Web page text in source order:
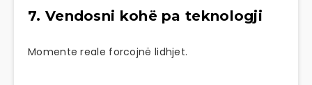
7. Vendosni kohë pa teknologji
Momente reale forcojnë lidhjet.